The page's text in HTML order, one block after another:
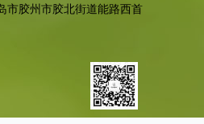
市胶州市胶北街道能路西首